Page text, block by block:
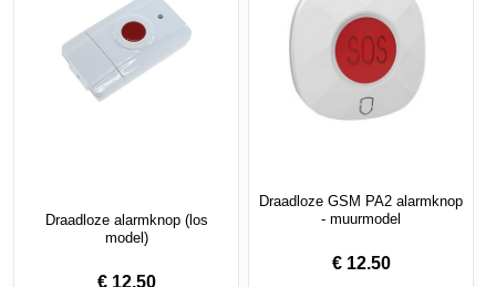
Draadloze alarmknop (los
model)
€ 12.50
Draadloze GSM PA2 alarmknop
- muurmodel
€ 12.50